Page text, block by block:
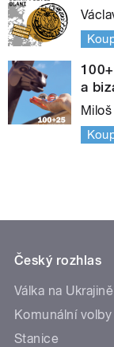
a
Český rozhlas
Válka na Ukrajině
Komunální volby
Stanice